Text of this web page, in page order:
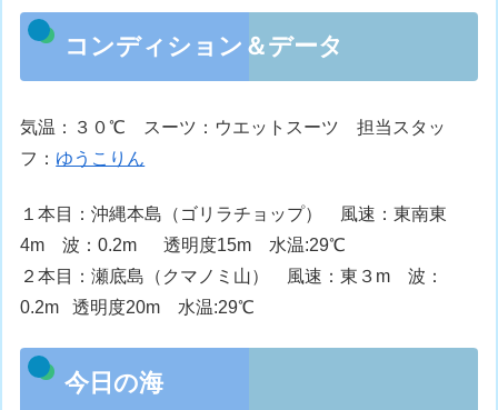
コンディション＆データ
気温：３０℃ スーツ：ウエットスーツ 担当スタッ
フ： ゆうこりん
１本目：沖縄本島（ゴリラチョップ） 風速：東南東
4m 波：0.2m 透明度15m 水温:29℃
２本目：瀬底島（クマノミ山） 風速：東３m 波：
0.2m 透明度20m 水温:29℃
今日の海